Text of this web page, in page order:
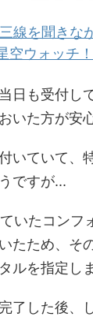
線を聞きな
空ウォッチ！
日も受付し
いた方が安
いていて、
ですが...
いたコンフ
たため、そ
ルを指定し
了した後、